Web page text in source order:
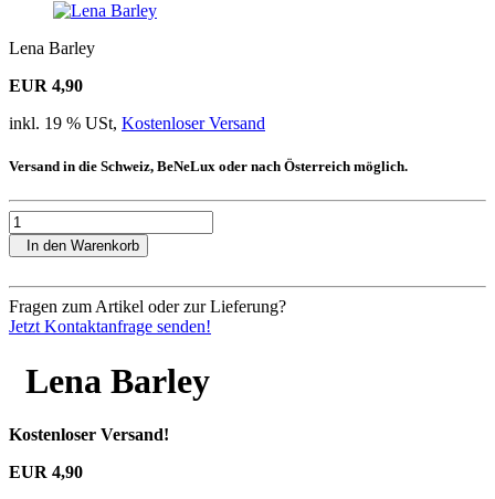
Lena Barley
EUR 4,90
inkl. 19 % USt, Kostenloser Versand
Versand in die Schweiz, BeNeLux oder nach Österreich möglich.
In den Warenkorb
Fragen zum Artikel oder zur Lieferung?
Jetzt Kontaktanfrage senden!
Lena Barley
Kostenloser Versand!
EUR 4,90